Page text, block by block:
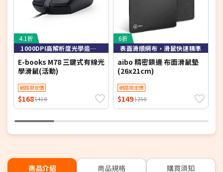
4.1折
1000DPI高解析度光學追蹤技術，定位精準
E-books M78 三鍵式有線光
學滑鼠(活動)
網路限定價
$168$418
6折
表面滑順網布，滑鼠快速精準
aibo 精密鎖邊 布面滑鼠墊
(26x21cm)
網路限定價
$149$250
商品介紹 商品規格 購買須知